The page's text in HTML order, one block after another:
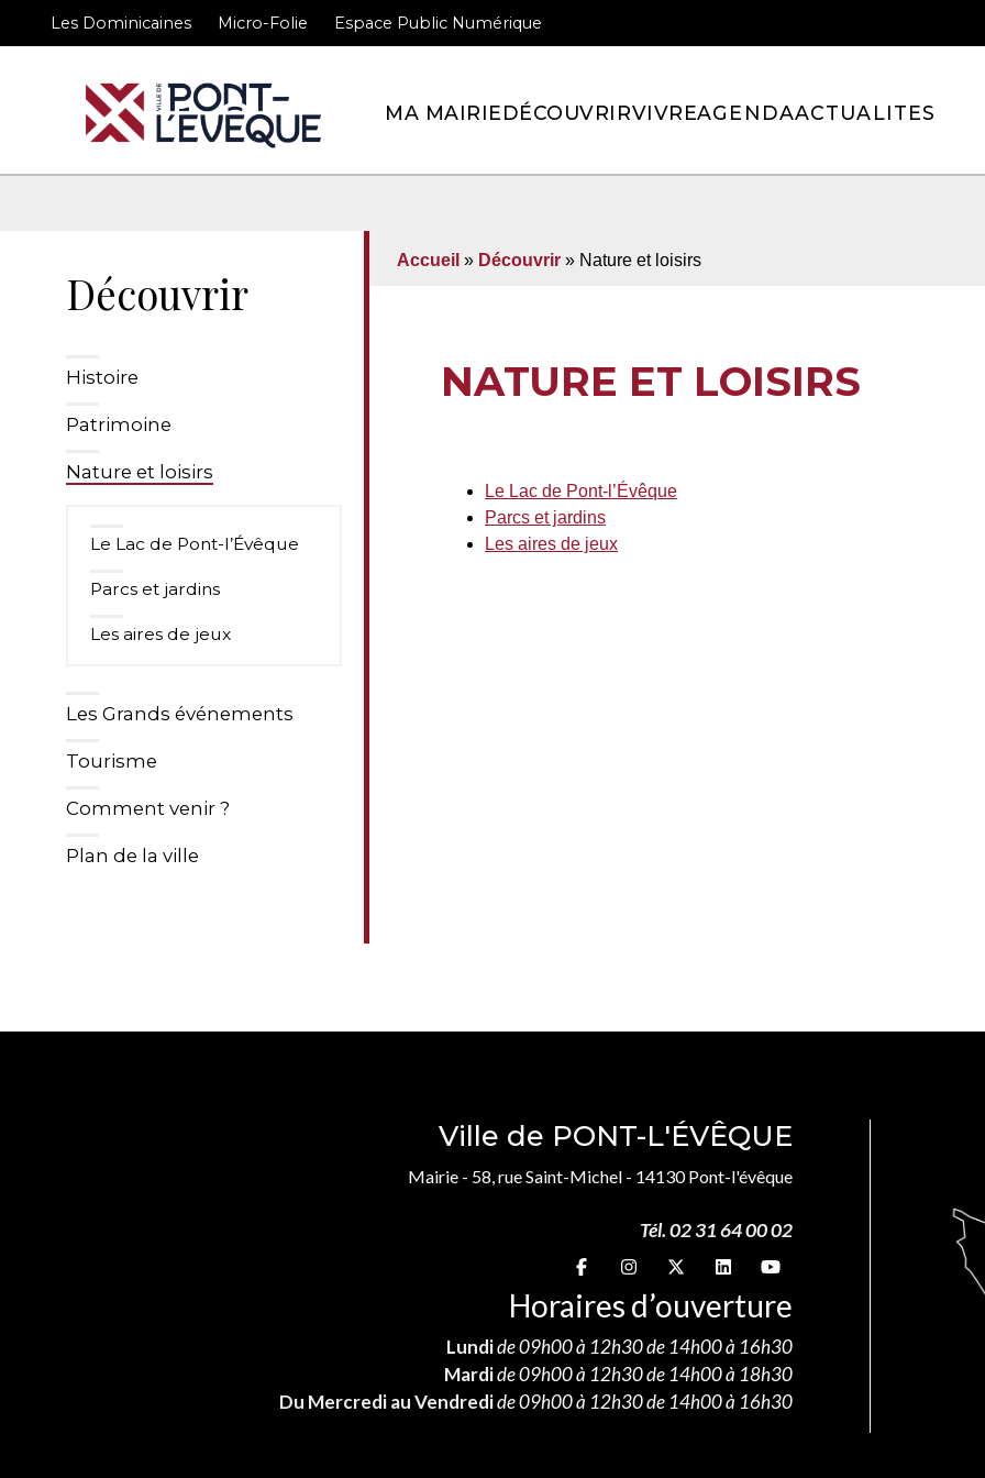
Les Dominicaines Micro-Folie Espace Public Numérique
MA MAIRIEDÉCOUVRIRVIVREAGENDAACTUALITES
Découvrir
Histoire
Patrimoine
Nature et loisirs
Le Lac de Pont-l’Évêque
Parcs et jardins
Les aires de jeux
Les Grands événements
Tourisme
Comment venir ?
Plan de la ville
Accueil » Découvrir » Nature et loisirs
NATURE ET LOISIRS
Le Lac de Pont-l’Évêque
Parcs et jardins
Les aires de jeux
Ville de PONT-L'ÉVÊQUE
Mairie - 58, rue Saint-Michel - 14130 Pont-l'évêque
Tél. 02 31 64 00 02
Suivez-nous sur
Suivez-nous sur
Suivez-nous sur
Suivez-nous sur
Suivez-nous sur
Horaires d’ouverture
Lundide 09h00 à 12h30 de 14h00 à 16h30
Mardide 09h00 à 12h30 de 14h00 à 18h30
Du Mercredi au Vendredide 09h00 à 12h30 de 14h00 à 16h30